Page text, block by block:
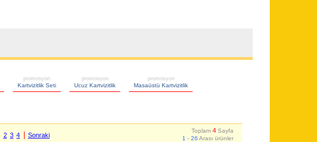
promosyon
Kartvizitlik Seti
promosyon
Ucuz Kartvizitlik
promosyon
Masaüstü Kartvizitlik
2 3 4 | Sonraki
Toplam4 Sayfa
1 -26 Arası ürünler